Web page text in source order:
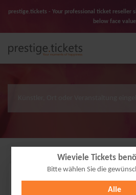
prestige.tickets - Your professional ticket reseller
below face value
Wieviele Tickets
Bitte wählen Sie die
Alle
06